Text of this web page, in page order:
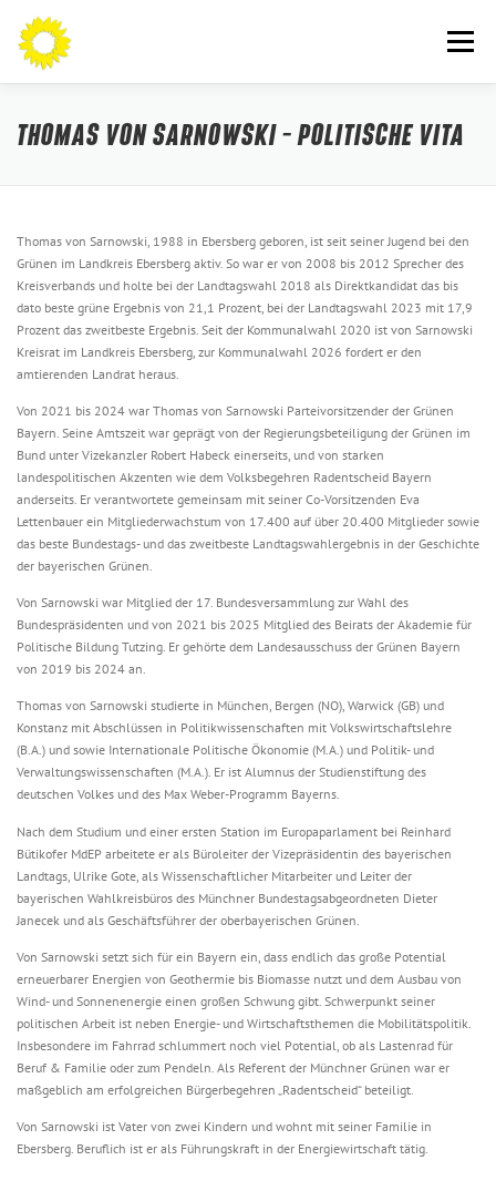
Inhalt
springen
Menü
AN DIE BÜRGERINNEN UND BÜRGER THEMEN
THOMAS VON SARNOWSKI – POLITISCHE VITA
Thomas von Sarnowski, 1988 in Ebersberg geboren, ist seit seiner Jugend bei den
Grünen im Landkreis Ebersberg aktiv. So war er von 2008 bis 2012 Sprecher des
Kreisverbands und holte bei der Landtagswahl 2018 als Direktkandidat das bis
dato beste grüne Ergebnis von 21,1 Prozent, bei der Landtagswahl 2023 mit 17,9
Prozent das zweitbeste Ergebnis. Seit der Kommunalwahl 2020 ist von Sarnowski
Kreisrat im Landkreis Ebersberg, zur Kommunalwahl 2026 fordert er den
amtierenden Landrat heraus.
Von 2021 bis 2024 war Thomas von Sarnowski Parteivorsitzender der Grünen
Bayern. Seine Amtszeit war geprägt von der Regierungsbeteiligung der Grünen im
Bund unter Vizekanzler Robert Habeck einerseits, und von starken
landespolitischen Akzenten wie dem Volksbegehren Radentscheid Bayern
anderseits. Er verantwortete gemeinsam mit seiner Co-Vorsitzenden Eva
Lettenbauer ein Mitgliederwachstum von 17.400 auf über 20.400 Mitglieder sowie
das beste Bundestags- und das zweitbeste Landtagswahlergebnis in der Geschichte
der bayerischen Grünen.
Von Sarnowski war Mitglied der 17. Bundesversammlung zur Wahl des
Bundespräsidenten und von 2021 bis 2025 Mitglied des Beirats der Akademie für
Politische Bildung Tutzing. Er gehörte dem Landesausschuss der Grünen Bayern
von 2019 bis 2024 an.
Thomas von Sarnowski studierte in München, Bergen (NO), Warwick (GB) und
Konstanz mit Abschlüssen in Politikwissenschaften mit Volkswirtschaftslehre
(B.A.) und sowie Internationale Politische Ökonomie (M.A.) und Politik- und
Verwaltungswissenschaften (M.A.). Er ist Alumnus der Studienstiftung des
deutschen Volkes und des Max Weber-Programm Bayerns.
Nach dem Studium und einer ersten Station im Europaparlament bei Reinhard
Bütikofer MdEP arbeitete er als Büroleiter der Vizepräsidentin des bayerischen
Landtags, Ulrike Gote, als Wissenschaftlicher Mitarbeiter und Leiter der
bayerischen Wahlkreisbüros des Münchner Bundestagsabgeordneten Dieter
Janecek und als Geschäftsführer der oberbayerischen Grünen.
Von Sarnowski setzt sich für ein Bayern ein, dass endlich das große Potential
erneuerbarer Energien von Geothermie bis Biomasse nutzt und dem Ausbau von
Wind- und Sonnenenergie einen großen Schwung gibt. Schwerpunkt seiner
politischen Arbeit ist neben Energie- und Wirtschaftsthemen die Mobilitätspolitik.
Insbesondere im Fahrrad schlummert noch viel Potential, ob als Lastenrad für
Beruf & Familie oder zum Pendeln. Als Referent der Münchner Grünen war er
maßgeblich am erfolgreichen Bürgerbegehren „Radentscheid“ beteiligt.
Von Sarnowski ist Vater von zwei Kindern und wohnt mit seiner Familie in
Ebersberg. Beruflich ist er als Führungskraft in der Energiewirtschaft tätig.